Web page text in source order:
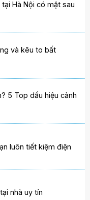
Hà Nội có mặt sau
và kêu to bất
5 Top dấu hiệu cảnh
luôn tiết kiệm điện
nhà uy tín